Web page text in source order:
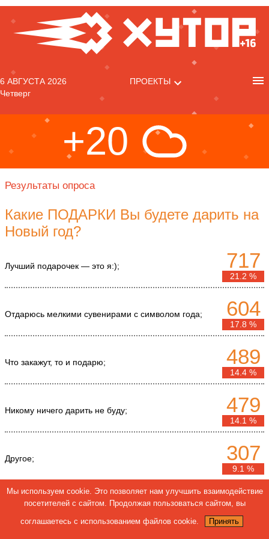
6 АВГУСТА 2026
Четверг
ПРОЕКТЫ
+20
Результаты опроса
Какие ПОДАРКИ Вы будете дарить на
Новый год?
Лучший подарочек — это я:); 717
21.2 %
Отдарюсь мелкими сувенирами с символом года; 604
17.8 %
Что закажут, то и подарю; 489
14.4 %
Никому ничего дарить не буду; 479
14.1 %
Другое; 307
9.1 %
Приготовлю экстраординарный подарок-сюрприз; 232
6.8 %
Мы используем cookie. Это позволяет нам улучшить взаимодействие
посетителей с сайтом. Продолжая пользоваться сайтом, вы
соглашаетесь с использованием файлов cookie.
Принять